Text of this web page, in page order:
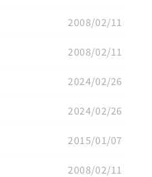
2008/02/11
2008/02/11
2024/02/26
2024/02/26
2015/01/07
2008/02/11